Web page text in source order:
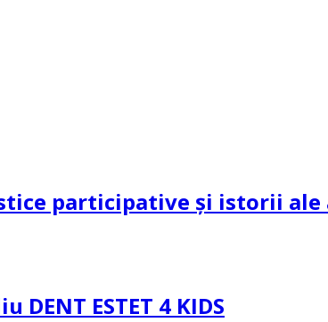
participative și istorii
ESTET 4 KIDS